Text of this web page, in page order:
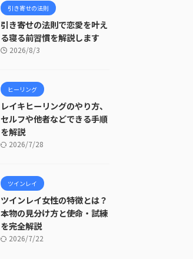
引き寄せの法則
引き寄せの法則で恋愛を叶え
る寝る前習慣を解説します
2026/8/3
ヒーリング
レイキヒーリングのやり方、
セルフや他者などできる手順
を解説
2026/7/28
ツインレイ
ツインレイ女性の特徴とは？
本物の見分け方と使命・試練
を完全解説
2026/7/22